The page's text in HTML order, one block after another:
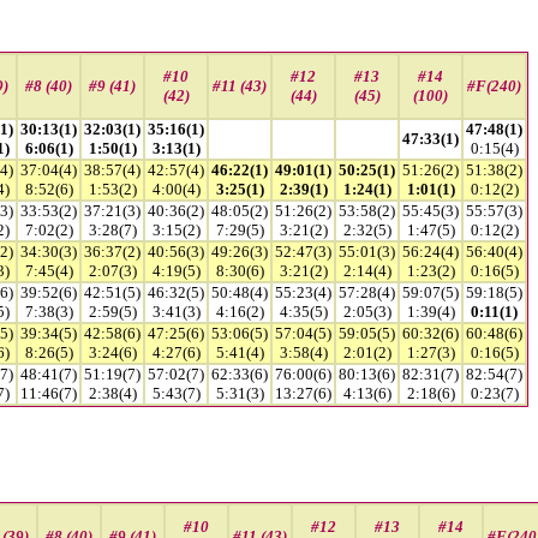
#8 (40) #9 (41)
#10
(42)
#11 (43)
#12
(44)
#13
(45)
#14
(100)
#F(240)
30:13(1)
6:06(1)
32:03(1)
1:50(1)
35:16(1)
3:13(1)
47:33(1)
47:48(1)
0:15(4)
37:04(4)
8:52(6)
38:57(4)
1:53(2)
42:57(4)
4:00(4)
46:22(1)
3:25(1)
49:01(1)
2:39(1)
50:25(1)
1:24(1)
51:26(2)
1:01(1)
51:38(2)
0:12(2)
33:53(2)
7:02(2)
37:21(3)
3:28(7)
40:36(2)
3:15(2)
48:05(2)
7:29(5)
51:26(2)
3:21(2)
53:58(2)
2:32(5)
55:45(3)
1:47(5)
55:57(3)
0:12(2)
34:30(3)
7:45(4)
36:37(2)
2:07(3)
40:56(3)
4:19(5)
49:26(3)
8:30(6)
52:47(3)
3:21(2)
55:01(3)
2:14(4)
56:24(4)
1:23(2)
56:40(4)
0:16(5)
39:52(6)
7:38(3)
42:51(5)
2:59(5)
46:32(5)
3:41(3)
50:48(4)
4:16(2)
55:23(4)
4:35(5)
57:28(4)
2:05(3)
59:07(5)
1:39(4)
59:18(5)
0:11(1)
39:34(5)
8:26(5)
42:58(6)
3:24(6)
47:25(6)
4:27(6)
53:06(5)
5:41(4)
57:04(5)
3:58(4)
59:05(5)
2:01(2)
60:32(6)
1:27(3)
60:48(6)
0:16(5)
48:41(7)
11:46(7)
51:19(7)
2:38(4)
57:02(7)
5:43(7)
62:33(6)
5:31(3)
76:00(6)
13:27(6)
80:13(6)
4:13(6)
82:31(7)
2:18(6)
82:54(7)
0:23(7)
#10
#12
#13
#14